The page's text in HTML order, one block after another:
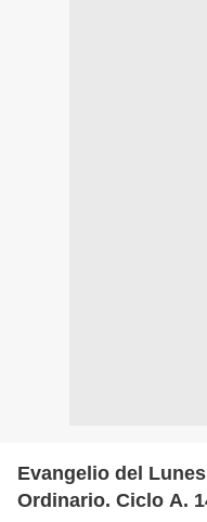
Evangelio del
Ordinario. Ciclo A.